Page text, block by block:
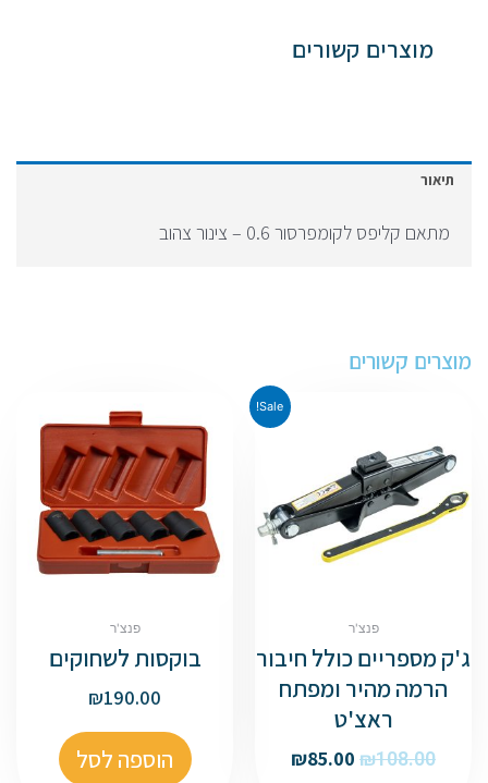
מוצרים קשורים
תיאור
מתאם קליפס לקומפרסור 0.6 – צינור צהוב
מוצרים קשורים
Sale!
פנצ'ר
ג'ק מספריים כולל חיבור
הרמה מהיר ומפתח
ראצ'ט
₪108.00
₪85.00
פנצ'ר
בוקסות לשחוקים
₪190.00
הוספה לסל